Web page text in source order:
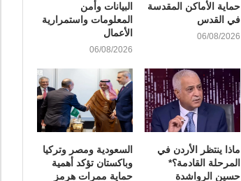
حماية الأماكن المقدسة
في القدس
06/08/2026
البيانات وأمن
المعلومات واستمرارية
الأعمال
06/08/2026
ماذا ينتظر الأردن في
المرحلة القادمة؟*
حسين الرواشدة
السعودية ومصر وتركيا
وباكستان تؤكد أهمية
حماية ممرات هرمز